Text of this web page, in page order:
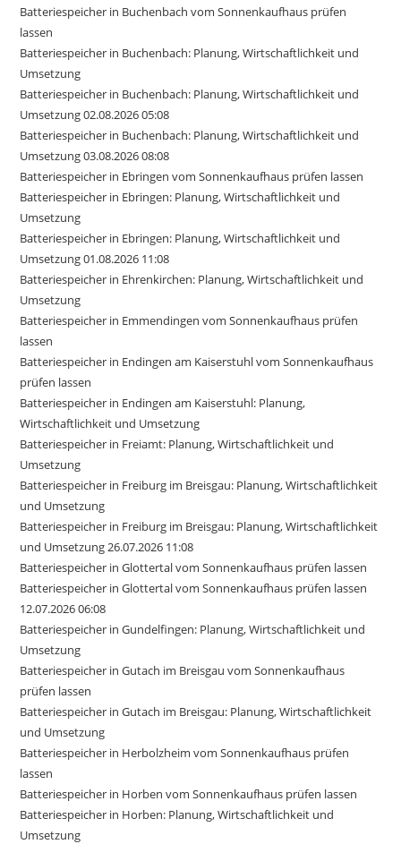
Batteriespeicher in Buchenbach vom Sonnenkaufhaus prüfen
lassen
Batteriespeicher in Buchenbach: Planung, Wirtschaftlichkeit und
Umsetzung
Batteriespeicher in Buchenbach: Planung, Wirtschaftlichkeit und
Umsetzung 02.08.2026 05:08
Batteriespeicher in Buchenbach: Planung, Wirtschaftlichkeit und
Umsetzung 03.08.2026 08:08
Batteriespeicher in Ebringen vom Sonnenkaufhaus prüfen lassen
Batteriespeicher in Ebringen: Planung, Wirtschaftlichkeit und
Umsetzung
Batteriespeicher in Ebringen: Planung, Wirtschaftlichkeit und
Umsetzung 01.08.2026 11:08
Batteriespeicher in Ehrenkirchen: Planung, Wirtschaftlichkeit und
Umsetzung
Batteriespeicher in Emmendingen vom Sonnenkaufhaus prüfen
lassen
Batteriespeicher in Endingen am Kaiserstuhl vom Sonnenkaufhaus
prüfen lassen
Batteriespeicher in Endingen am Kaiserstuhl: Planung,
Wirtschaftlichkeit und Umsetzung
Batteriespeicher in Freiamt: Planung, Wirtschaftlichkeit und
Umsetzung
Batteriespeicher in Freiburg im Breisgau: Planung, Wirtschaftlichkeit
und Umsetzung
Batteriespeicher in Freiburg im Breisgau: Planung, Wirtschaftlichkeit
und Umsetzung 26.07.2026 11:08
Batteriespeicher in Glottertal vom Sonnenkaufhaus prüfen lassen
Batteriespeicher in Glottertal vom Sonnenkaufhaus prüfen lassen
12.07.2026 06:08
Batteriespeicher in Gundelfingen: Planung, Wirtschaftlichkeit und
Umsetzung
Batteriespeicher in Gutach im Breisgau vom Sonnenkaufhaus
prüfen lassen
Batteriespeicher in Gutach im Breisgau: Planung, Wirtschaftlichkeit
und Umsetzung
Batteriespeicher in Herbolzheim vom Sonnenkaufhaus prüfen
lassen
Batteriespeicher in Horben vom Sonnenkaufhaus prüfen lassen
Batteriespeicher in Horben: Planung, Wirtschaftlichkeit und
Umsetzung